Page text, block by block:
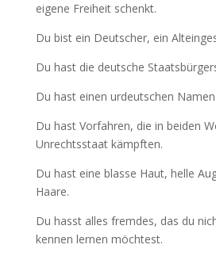
eigene Freiheit schenkt.
Du bist ein Deutscher, ein
Du hast die deutsche
Du hast einen urdeutschen Namen.
Du hast Vorfahren, die in beiden
Unrechtsstaat kämpften.
Du hast eine blasse Haut, helle
Haare.
Du hasst alles fremdes, das du
kennen lernen möchtest.